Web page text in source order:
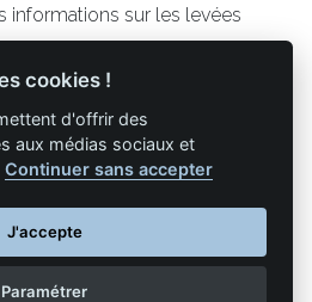
informations sur les levées
liste des articles
cookies !
d'offrir des
aux médias sociaux et
Continuer sans accepter
J'accepte
Paramétrer